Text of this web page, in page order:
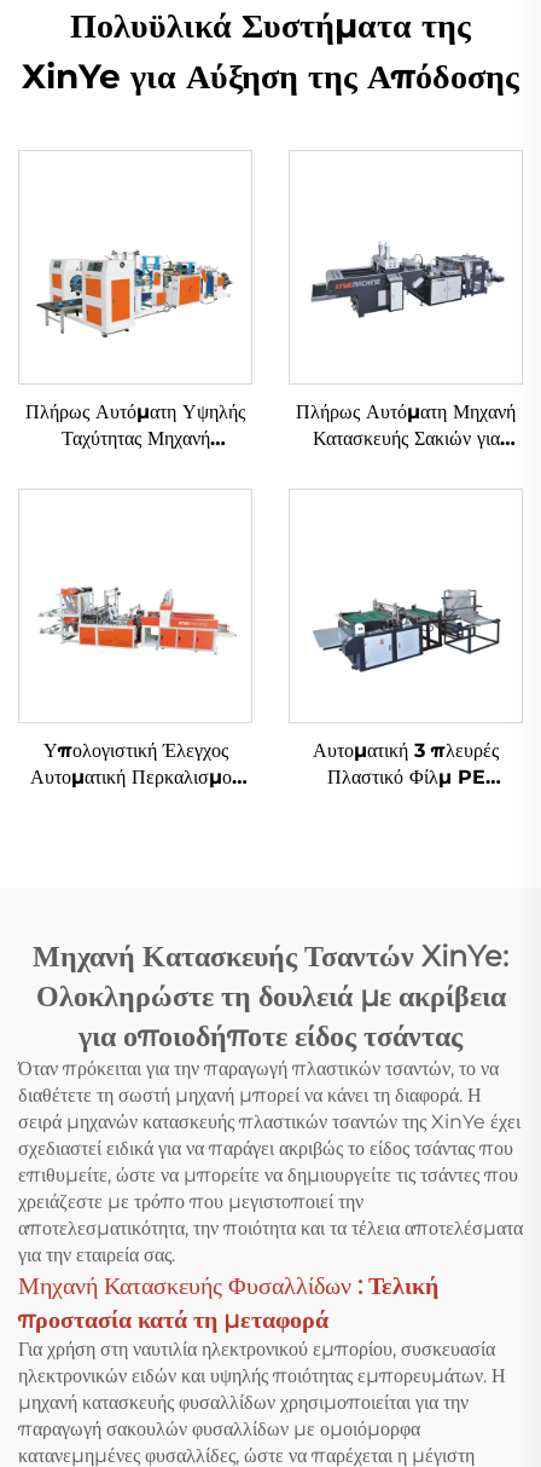
Πολυϋλικά Συστήματα της
XinYe για Αύξηση της Απόδοσης
Πλήρως Αυτόματη Υψηλής
Ταχύτητας Μηχανή
Ανάμεσα Καταδύτη
Πλήρως Αυτόματη Μηχανή
Κατασκευής Σακιών για
Διπλές Γραμμές και
Υπολογιστική Έλεγχος
Αυτοματική Περκαλισμού
Αυτοματική 3 πλευρές
Πλαστικό Φίλμ PE
Μηχανή Κατασκευής Τσαντών XinYe:
Ολοκληρώστε τη δουλειά με ακρίβεια
για οποιοδήποτε είδος τσάντας
Όταν πρόκειται για την παραγωγή πλαστικών τσαντών, το να
διαθέτετε τη σωστή μηχανή μπορεί να κάνει τη διαφορά. Η
σειρά μηχανών κατασκευής πλαστικών τσαντών της XinYe έχει
σχεδιαστεί ειδικά για να παράγει ακριβώς το είδος τσάντας που
επιθυμείτε, ώστε να μπορείτε να δημιουργείτε τις τσάντες που
χρειάζεστε με τρόπο που μεγιστοποιεί την
αποτελεσματικότητα, την ποιότητα και τα τέλεια αποτελέσματα
για την εταιρεία σας.
Μηχανή Κατασκευής Φυσαλλίδων : Τελική
προστασία κατά τη μεταφορά
Για χρήση στη ναυτιλία ηλεκτρονικού εμπορίου, συσκευασία
ηλεκτρονικών ειδών και υψηλής ποιότητας εμπορευμάτων. Η
μηχανή κατασκευής φυσαλλίδων χρησιμοποιείται για την
παραγωγή σακουλών φυσαλλίδων με ομοιόμορφα
κατανεμημένες φυσαλλίδες, ώστε να παρέχεται η μέγιστη